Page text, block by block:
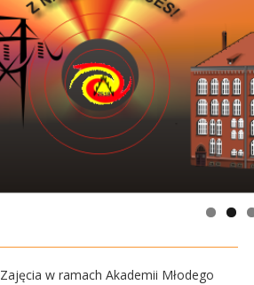
Zajęcia w ramach Akademii Młodego